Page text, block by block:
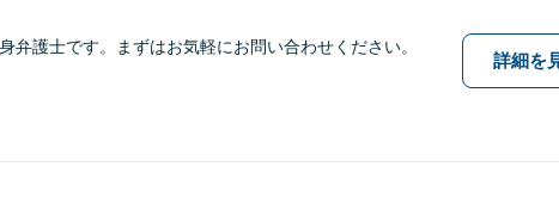
護士です。まずはお気軽にお問い合わせください。
詳細を